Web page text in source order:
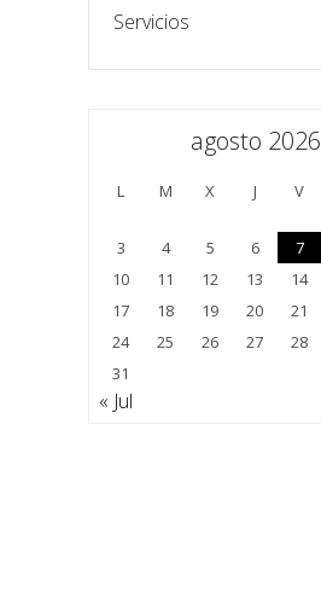
Servicios
agosto 2026
L M X J V
3
4 5 6 7
10
11 12 13 14
17
18 19 20 21
24
25 26 27 28
31
« Jul